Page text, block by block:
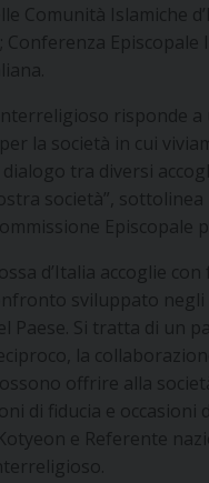
Comunità Islamiche
Episcopale
risponde
la società in cui
dialogo tra diversi
società”, sottolinea
Episcopale
d’Italia accoglie
sviluppato
Paese. Si tratta di un
la
offrire alla
di fiducia e occasioni
e Referente